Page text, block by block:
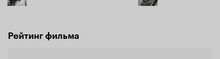
Рейтинг фильма